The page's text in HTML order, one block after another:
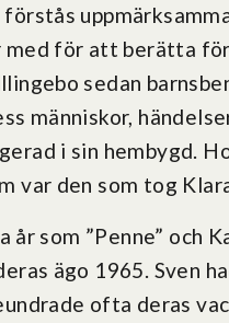
med för att berätta
sedan
människor,
i sin hembygd.
var den som tog
år som ”Penne” och
ägo 1965. Sven
ofta deras